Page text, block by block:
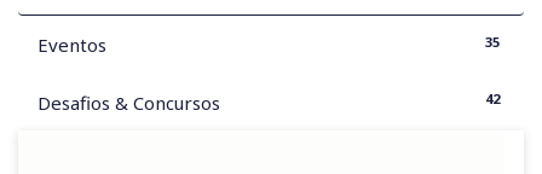
Eventos 35
Desafios & Concursos 42